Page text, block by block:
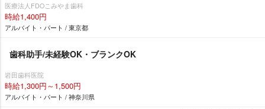
医療法人FDOこみやま歯科
時給1,400円
アルバイト・パート / 東京都
歯科助手/未経験OK・ブランクOK
田歯科医院
時給1,300円～1,500円
アルバイト・パート / 神奈川県